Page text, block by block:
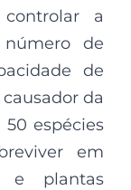
a
de
de
da
espécies
em
e plantas